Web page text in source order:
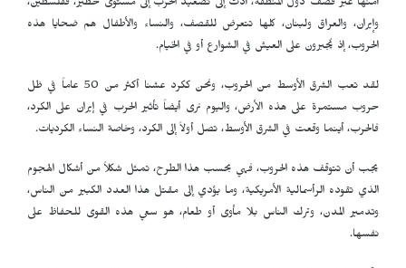
أمنها عبر قصف دول المنطقة، أدت إلى تصعيد الحرب إلى مستوى خطير، ففلسطين،
وإيران، والعراق ولبنان، كلها تتعرض للقصف، والنساء والأطفال هم ضحايا هذه
الحروب، إذ يُجبرون على العيش في الشوارع أو في الخيام.
لقد تعب الشرق الأوسط من الحروب، ونحن ككرد عشنا أكثر من 50 عاماً في ظل
حروب مستمرة على هذه الأرض، واليوم نرى أيضاً تأثير الحرب في إيران على الكرد،
فالحرب، أينما وقعت في الشرق الأوسط، تصل أولاً إلى الكرد، وخاصة النساء الكرديات.
يجب أن تتوقف هذه الحروب، فهي بحسب هذا الطرح، تمثل شكلاً من أشكال الهجوم
الذي تقوده الرأسمالية الأمريكية، وما يؤدي إلى مقتل هذا العدد الكبير من الناس،
وتدمير المدن، وترك الناس بلا مأوى أو طعام، هو سعي هذه القوى للحفاظ على
نفسها.